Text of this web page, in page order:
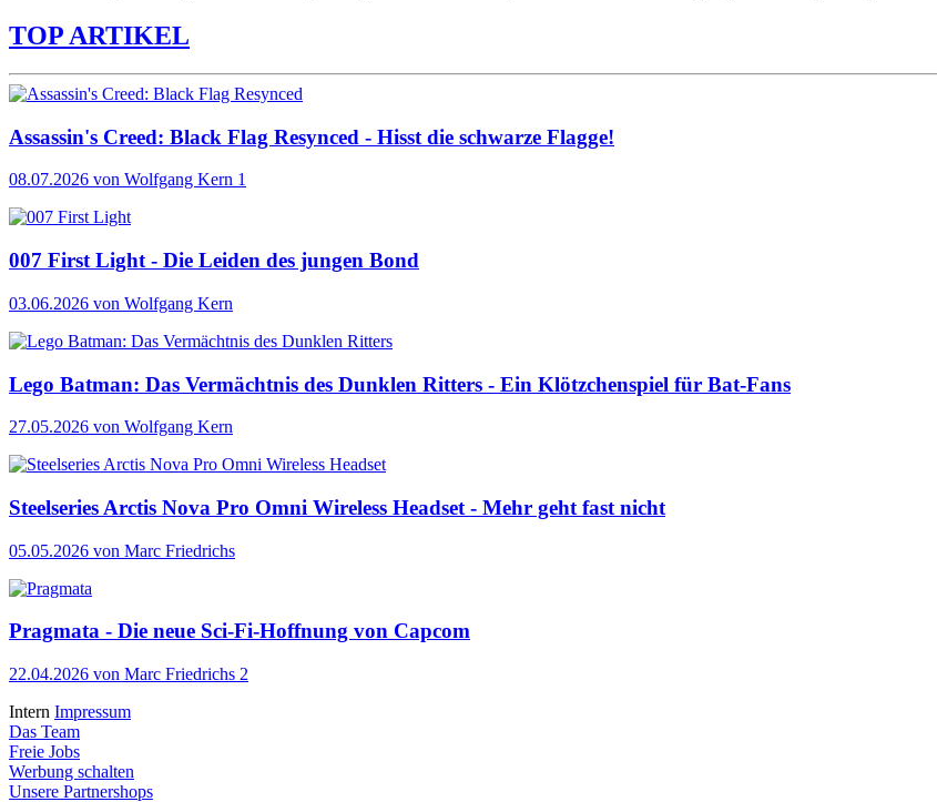
TOP ARTIKEL
Assassin's Creed: Black Flag Resynced - Hisst die schwarze Flagge!
08.07.2026 von Wolfgang Kern 1
007 First Light - Die Leiden des jungen Bond
03.06.2026 von Wolfgang Kern
Lego Batman: Das Vermächtnis des Dunklen Ritters - Ein Klötzchenspiel für Bat-Fans
27.05.2026 von Wolfgang Kern
Steelseries Arctis Nova Pro Omni Wireless Headset - Mehr geht fast nicht
05.05.2026 von Marc Friedrichs
Pragmata - Die neue Sci-Fi-Hoffnung von Capcom
22.04.2026 von Marc Friedrichs 2
Intern Impressum
Das Team
Freie Jobs
Werbung schalten
Unsere Partnershops